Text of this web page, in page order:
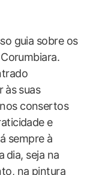
guia sobre os
⁣às suas
consertos
e
sempre à
dia, seja na
na pintura